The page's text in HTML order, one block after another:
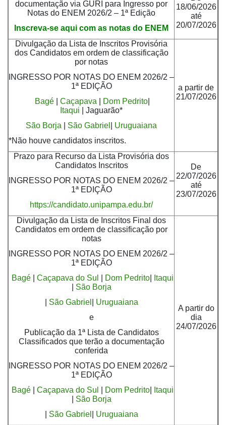
documentação via GURI para Ingresso por
Notas do ENEM 2026/2 – 1ª Edição
Inscreva-se aqui com as notas do ENEM
18/06/2026
até
20/07/2026
Divulgação da Lista de Inscritos Provisória
dos Candidatos em ordem de classificação
por notas
INGRESSO POR NOTAS DO ENEM 2026/2 –
1ª EDIÇÃO
Bagé
Caçapava Dom Pedrito
Itaqui | Jaguarão*
São Borja
São Gabriel
Uruguaiana
*Não houve candidatos inscritos.
a partir de
21/07/2026
Prazo para Recurso da Lista Provisória dos
Candidatos Inscritos
INGRESSO POR NOTAS DO ENEM 2026/2 –
1ª EDIÇÃO
https://candidato.unipampa.edu.br/
De
22/07/2026
até
23/07/2026
Divulgação da Lista de Inscritos Final dos
Candidatos em ordem de classificação por
notas
INGRESSO POR NOTAS DO ENEM 2026/2 –
1ª EDIÇÃO
Bagé| Caçapava do Sul Dom Pedrito|
Itaqui
São Borja
São Gabriel
Uruguaiana
e
Publicação da 1ª Lista de Candidatos
Classificados que terão a documentação
conferida
INGRESSO POR NOTAS DO ENEM 2026/2 –
1ª EDIÇÃO
Bagé| Caçapava do Sul Dom Pedrito|
Itaqui
São Borja
São Gabriel Uruguaiana
A partir do
dia
24/07/2026